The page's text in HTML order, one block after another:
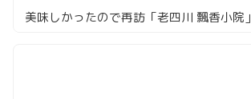
美味しかったので再訪「老四川 飄香小院」